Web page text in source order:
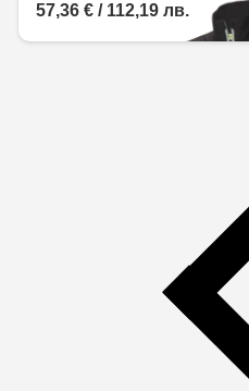
57,36 € / 112,19 лв.